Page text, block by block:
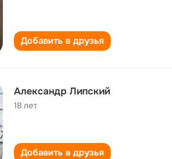
Добавить в друзья
Александр Липский
18 лет
Добавить в друзья